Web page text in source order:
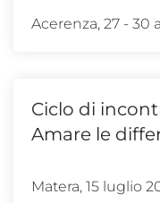
Acerenza, 27 - 30
Ciclo di
Amare le
Matera, 15 luglio